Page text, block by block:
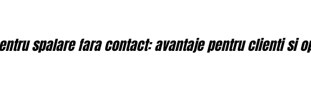
spalare fara contact: avantaje pentru clienti si